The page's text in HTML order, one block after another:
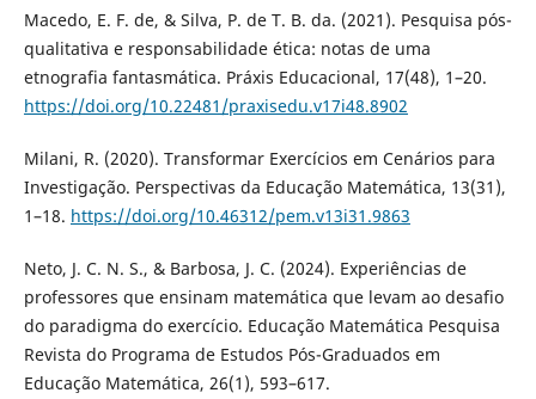
Macedo, E. F. de, & Silva, P. de T. B. da. (2021). Pesquisa pós-
qualitativa e responsabilidade ética: notas de uma
etnografia fantasmática. Práxis Educacional, 17(48), 1–20.
https://doi.org/10.22481/praxisedu.v17i48.8902
Milani, R. (2020). Transformar Exercícios em Cenários para
Investigação. Perspectivas da Educação Matemática, 13(31),
1–18. https://doi.org/10.46312/pem.v13i31.9863
Neto, J. C. N. S., & Barbosa, J. C. (2024). Experiências de
professores que ensinam matemática que levam ao desafio
do paradigma do exercício. Educação Matemática Pesquisa
Revista do Programa de Estudos Pós-Graduados em
Educação Matemática, 26(1), 593–617.